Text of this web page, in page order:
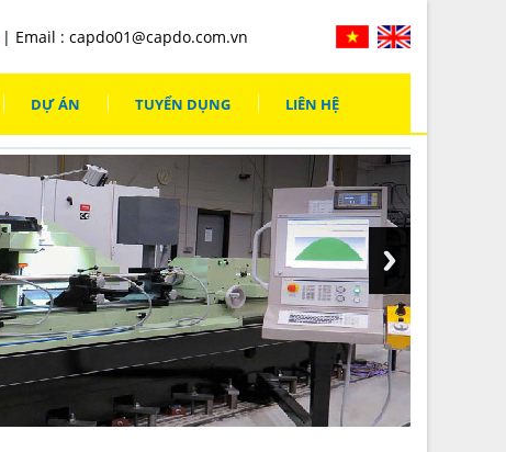
| Email :capdo01@capdo.com.vn
DỰ ÁN TUYỂN DỤNG LIÊN HỆ